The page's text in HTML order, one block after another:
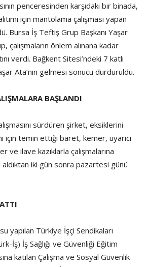
penceresinden karşıdaki bir binada,
için mantolama çalışması yapan
Bursa İş Teftiş Grup Başkanı Yaşar
çalışmaların önlem alınana kadar
verdi. Bağkent Sitesi’ndeki 7 katlı
Ata’nın gelmesi sonucu durduruldu.
BAŞLANDI
sürdüren şirket, eksiklerini
için temin ettiği baret, kemer, uyarıcı
ve ilave kazıklarla çalışmalarına
aldıktan iki gün sonra pazartesi günü
yapılan Türkiye İşçi Sendikaları
İş) İş Sağlığı ve Güvenliği Eğitim
katılan Çalışma ve Sosyal Güvenlik